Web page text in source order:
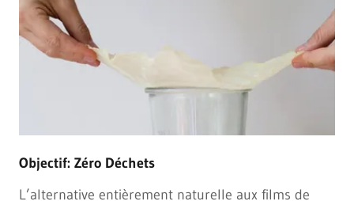
Objectif: Zéro Déchets
L’alternative entièrement naturelle aux films de